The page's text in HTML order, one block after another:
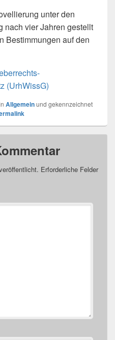
unter den
nach vier Jahren gestellt
Bestimmungen auf den
(UrhWissG)
Allgemeinund gekennzeichnet
Erforderliche Felder